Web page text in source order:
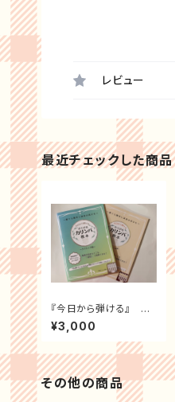
レビュー
最近チェックした商品
『今日から弾ける』 お
てがるカリンバ教本
(２冊セット)
¥3,000
その他の商品